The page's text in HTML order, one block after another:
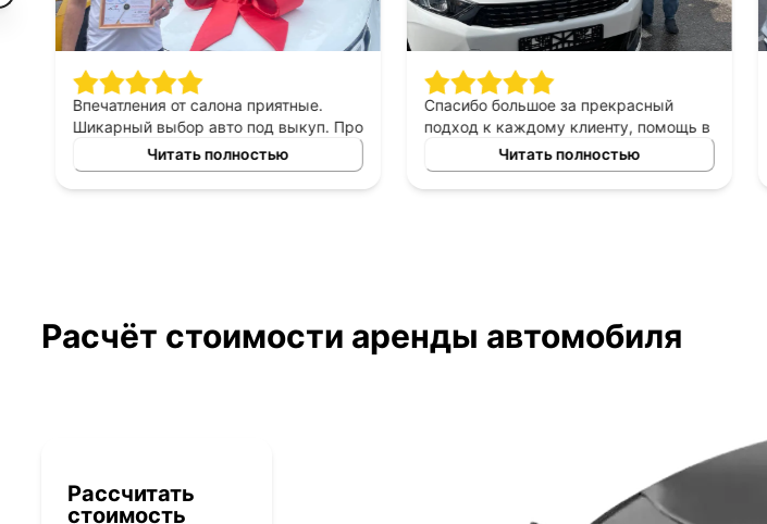
Впечатления от салона приятные.
Шикарный выбор авто под выкуп. Про
персонал могу сказать только
хорошее, приятны в общении,
терпеливые, помогают сделать
Читать полностью
Спасибо большое за прекрасный
подход к каждому клиенту, помощь в
выборе автомобиля в аренду под
выкуп, прекрасный менеджер
который был всегда с нами на связи,
Читать полностью
Расчёт стоимости аренды автомобиля
Рассчитать
стоимость